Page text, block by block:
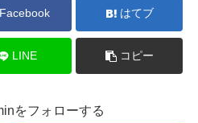
Facebook はてブ
LINE コピー
をフォローする